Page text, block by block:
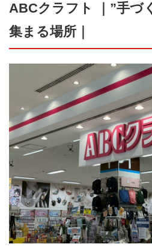
ABCクラフト ｜”手づ
集まる場所｜